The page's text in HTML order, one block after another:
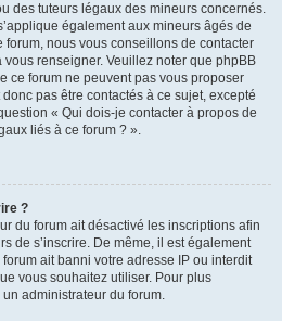
des tuteurs légaux des mineurs concernés.
également aux mineurs âgés de
forum, nous vous conseillons de contacter
renseigner. Veuillez noter que phpBB
ce forum ne peuvent pas vous proposer
pas être contactés à ce sujet, excepté
« Qui dois-je contacter à propos de
liés à ce forum ? ».
?
du forum ait désactivé les inscriptions afin
de s’inscrire. De même, il est également
ait banni votre adresse IP ou interdit
vous souhaitez utiliser. Pour plus
administrateur du forum.